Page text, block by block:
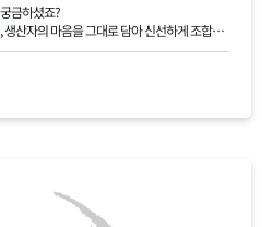
금하셨죠?
산자의 마음을 그대로 담아 신선하게 조합원